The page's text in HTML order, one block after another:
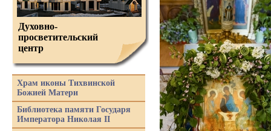
Духовно-
просветительский
центр
Храм иконы Тихвинской
Божией Матери
Библиотека памяти Государя
Императора Николая II